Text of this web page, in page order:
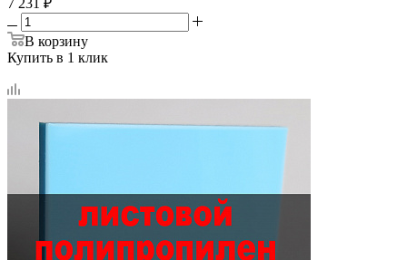
В корзину
Купить в 1 клик